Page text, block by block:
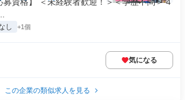
し +1個
気になる
この企業の類似求人を見る